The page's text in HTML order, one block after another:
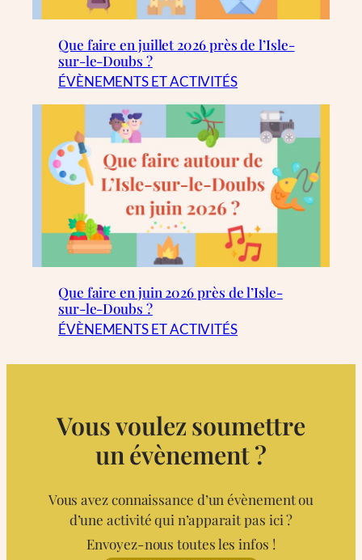
Que faire en juillet 2026 près de l’Isle-
sur-le-Doubs ?
ÉVÈNEMENTS ET ACTIVITÉS
Que faire en juin 2026 près de l’Isle-
sur-le-Doubs ?
ÉVÈNEMENTS ET ACTIVITÉS
Vous voulez soumettre
un évènement ?
Vous avez connaissance d’un évènement ou
d’une activité qui n’apparait pas ici ?
Envoyez-nous toutes les infos !